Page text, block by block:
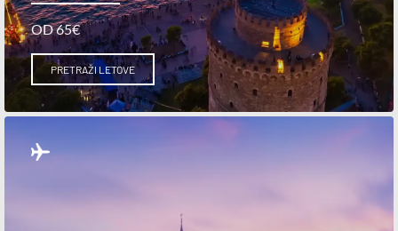
OD 65€
PRETRAŽI LETOVE